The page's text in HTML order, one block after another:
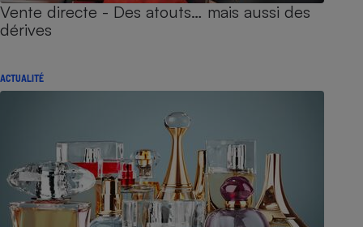
Vente directe - Des atouts… mais aussi des
dérives
ACTUALITÉ